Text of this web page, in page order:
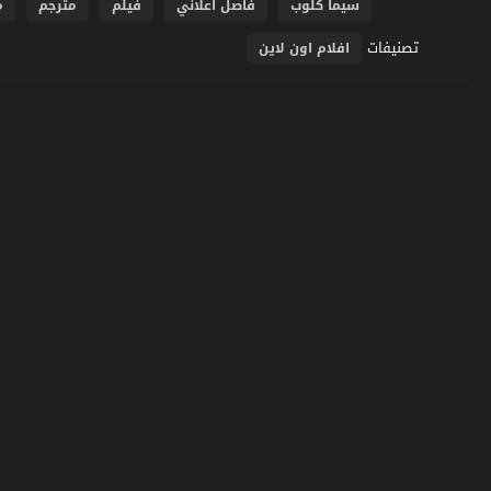
سيما كلوب
فاصل اعلاني فيلم مترجم
تصنيفات افلام اون لاين